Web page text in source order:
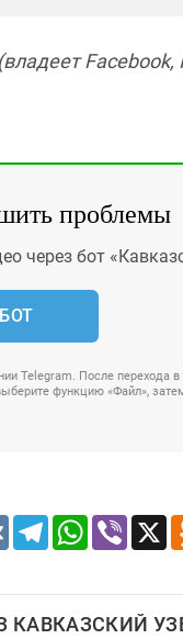
проблемы
через бот
Telegram. После перехода
функцию «Файл»,
VK TelegramWhatsApp
Viber X
КАВКАЗСКИЙ